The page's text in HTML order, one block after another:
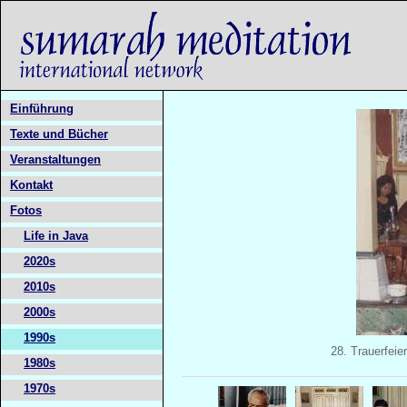
Einführung
Texte und Bücher
Veranstaltungen
Kontakt
Fotos
Life in Java
2020s
2010s
2000s
1990s
1980s
1970s
28.